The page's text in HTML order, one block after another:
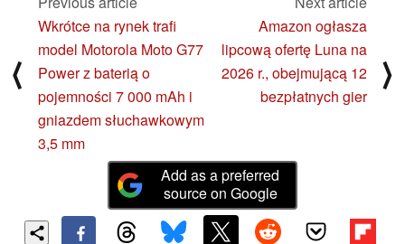
⟨
Wkrótce na rynek trafi
model Motorola Moto G77
Power z baterią o
pojemności 7 000 mAh i
gniazdem słuchawkowym
3,5 mm
Amazon ogłasza
lipcową ofertę Luna na
2026 r., obejmującą 12
bezpłatnych gier
⟩
Add as a preferred
source on Google